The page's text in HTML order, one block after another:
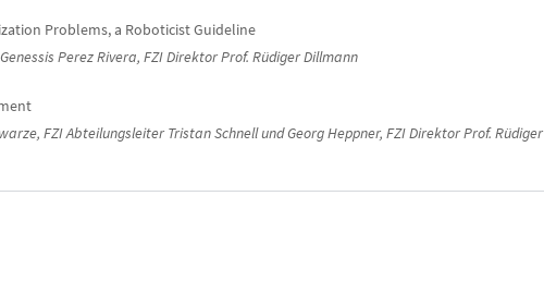
Problems, a Roboticist Guideline
Perez Rivera, FZI Direktor Prof. Rüdiger Dillmann
FZI Abteilungsleiter Tristan Schnell und Georg Heppner, FZI Direktor Prof. Rüdiger